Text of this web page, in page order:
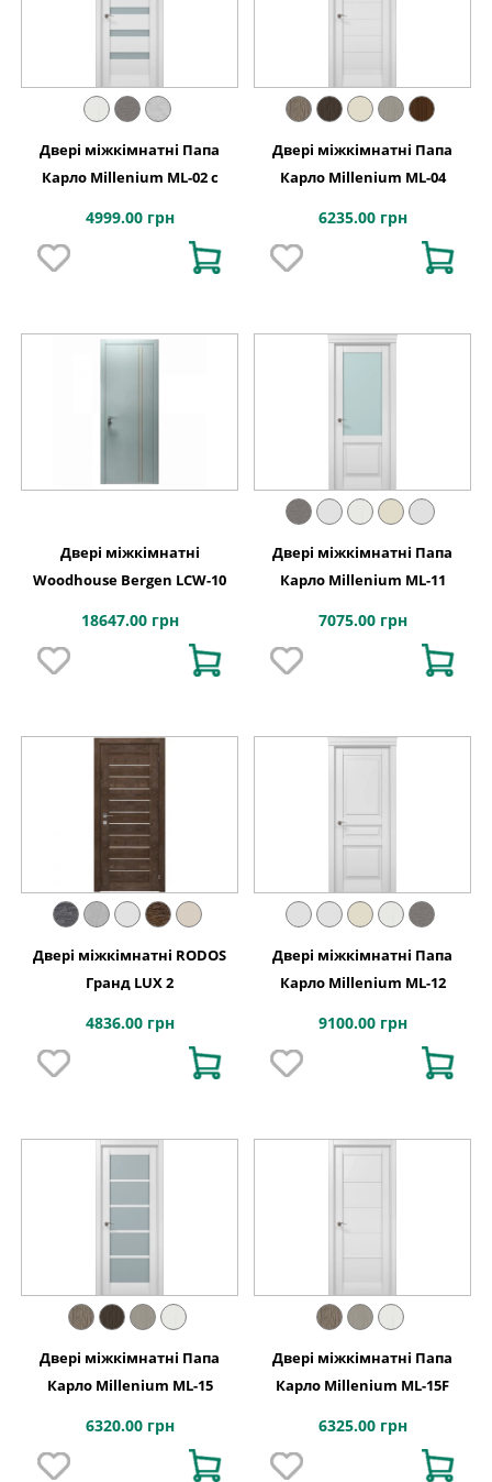
Двері міжкімнатні Папа
Карло Millenium ML-02 с
4999.00 грн
Двері міжкімнатні Папа
Карло Millenium ML-04
6235.00 грн
Двері міжкімнатні
Woodhouse Bergen LCW-10
18647.00 грн
Двері міжкімнатні Папа
Карло Millenium ML-11
7075.00 грн
Двері міжкімнатні RODOS
Гранд LUX 2
4836.00 грн
Двері міжкімнатні Папа
Карло Millenium ML-12
9100.00 грн
Двері міжкімнатні Папа
Карло Millenium ML-15
6320.00 грн
Двері міжкімнатні Папа
Карло Millenium ML-15F
6325.00 грн